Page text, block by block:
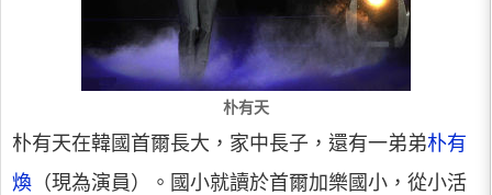
朴有天
朴有天在韓國首爾長大，家中長子，還有一弟弟朴有
煥 （現為演員）。國小就讀於首爾加樂國小，從小活